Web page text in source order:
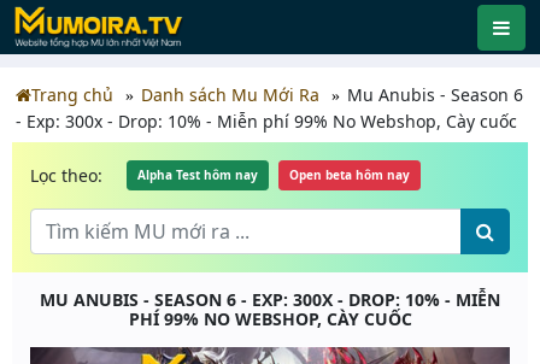
Trang chủ Danh sách Mu Mới Ra
Mu Anubis - Season 6
- Exp: 300x - Drop: 10% - Miễn phí 99% No Webshop, Cày cuốc
Lọc theo: Alpha Test hôm nay Open beta hôm nay
MU ANUBIS - SEASON 6 - EXP: 300X - DROP: 10% - MIỄN
PHÍ 99% NO WEBSHOP, CÀY CUỐC